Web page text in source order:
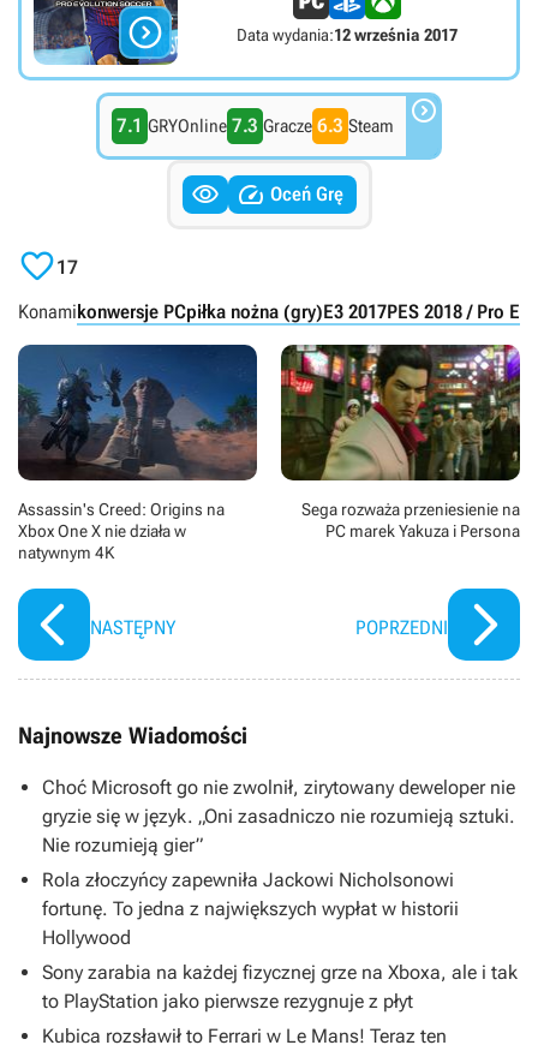
 Data wydania:12 września 2017
7.1 GRYOnline 7.3 Gracze 6.3 Steam 
  Oceń Grę
17
Konamikonwersje PCpiłka nożna (gry)E3 2017PES 2018 / Pro
Assassin's Creed: Origins na
Xbox One X nie działa w
natywnym 4K
NASTĘPNY
Sega rozważa przeniesienie na
PC marek Yakuza i Persona
POPRZEDNI
Najnowsze Wiadomości
Choć Microsoft go nie zwolnił, zirytowany deweloper nie
gryzie się w język. „Oni zasadniczo nie rozumieją sztuki.
Nie rozumieją gier”
Rola złoczyńcy zapewniła Jackowi Nicholsonowi
fortunę. To jedna z największych wypłat w historii
Hollywood
Sony zarabia na każdej fizycznej grze na Xboxa, ale i tak
to PlayStation jako pierwsze rezygnuje z płyt
Kubica rozsławił to Ferrari w Le Mans! Teraz ten